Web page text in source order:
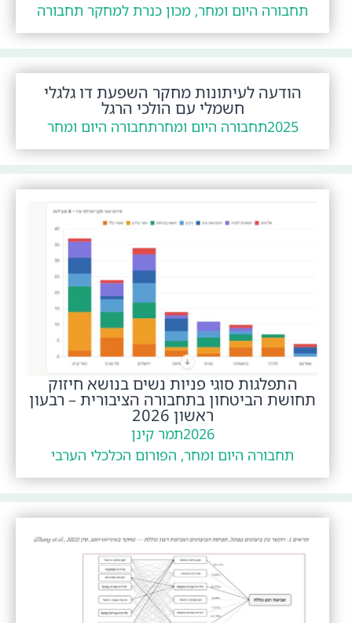
תחבורה היום ומחר, מכון כנרת למחקר תחבורה
הודעה לעיתונות מחקר השפעת דו גלגלי
חשמלי עם הולכי הרגל
2025תחבורה היום ומחרתחבורה היום ומחר
התפלגות סוגי פניות נשים בנושא חיזוק
תחושת הביטחון בתחבורה הציבורית – רבעון
ראשון 2026
2026תמר קינן
תחבורה היום ומחר, הפורום הכלכלי הערבי